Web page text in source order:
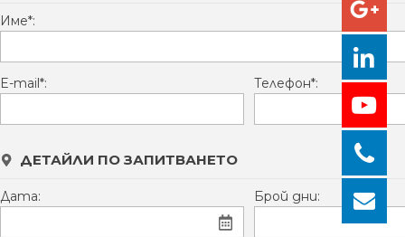
Име*:
E-mail*: Телефон*:
ДЕТАЙЛИ ПО ЗАПИТВАНЕТО
Дата: Брой дни: